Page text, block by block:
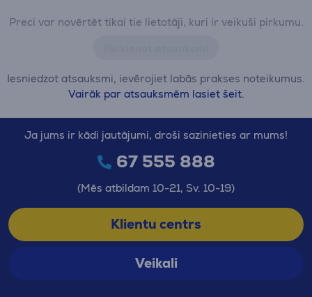
Preci var novērtēt tikai tie lietotāji, kuri ir veikuši pirkumu.
Iesniedzot atsauksmi, ievērojiet labās prakses noteikumus.
Vairāk par atsauksmēm lasiet šeit.
Ja jums ir kādi jautājumi, droši sazinieties ar mums!
67 555 888
(Mēs atbildam 10-21, Sv. 10-19)
Klientu centrs
Veikali